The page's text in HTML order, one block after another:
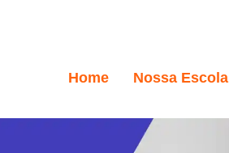
Home Nossa Escola